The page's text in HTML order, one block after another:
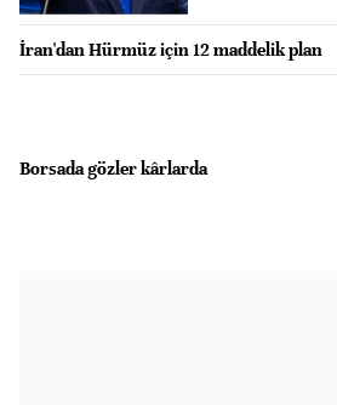
İran'dan Hürmüz için 12 maddelik plan
Borsada gözler kârlarda